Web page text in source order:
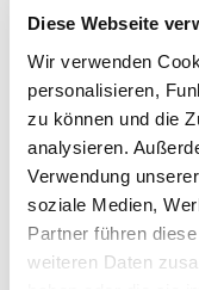
Diese Webseite
Wir verwenden
personalisieren,
zu können und die
analysieren.
Verwendung
soziale Medien,
Partner führen
weiteren Daten
Bestand sondern
über aktuelle wie
zur
Wir fordern die
die jeweiligen
Rassismus und
Wir fordern eine